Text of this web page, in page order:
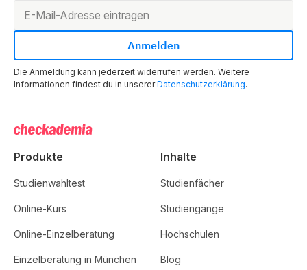
Die Anmeldung kann jederzeit widerrufen werden. Weitere
Informationen findest du in unsererDatenschutzerklärung.
Produkte
Studienwahltest
Online-Kurs
Online-Einzelberatung
Einzelberatung in München
Inhalte
Studienfächer
Studiengänge
Hochschulen
Blog